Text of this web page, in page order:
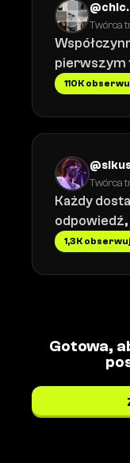
Twórca
pierwszym
110K
Twórca
Każdy
odpowiedź,
1,3K
Gotowa,